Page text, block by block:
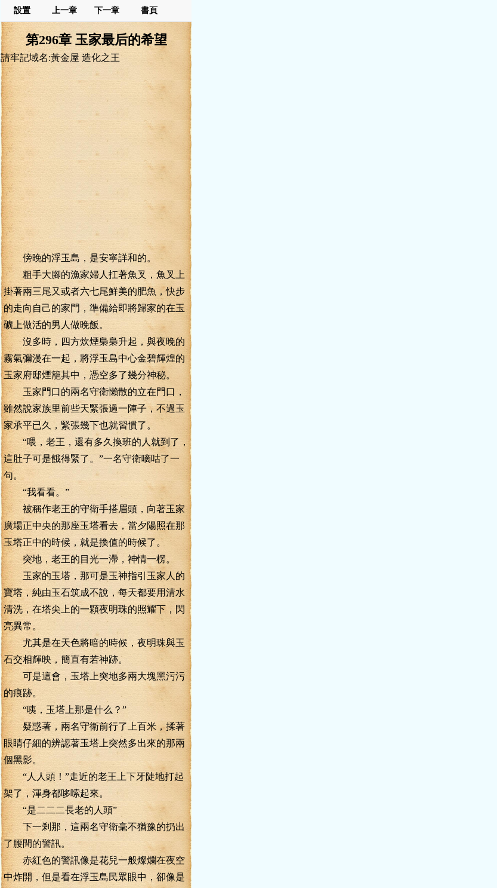
設置 上一章 下一章 書頁
第296章 玉家最后的希望
請牢記域名:黃金屋 造化之王
傍晚的浮玉島，是安寧詳和的。
粗手大腳的漁家婦人扛著魚叉，魚叉上
掛著兩三尾又或者六七尾鮮美的肥魚，快步
的走向自己的家門，準備給即將歸家的在玉
礦上做活的男人做晚飯。
沒多時，四方炊煙梟梟升起，與夜晚的
霧氣彌漫在一起，將浮玉島中心金碧輝煌的
玉家府邸煙籠其中，憑空多了幾分神秘。
玉家門口的兩名守衛懶散的立在門口，
雖然說家族里前些天緊張過一陣子，不過玉
家承平已久，緊張幾下也就習慣了。
“喂，老王，還有多久換班的人就到了，
這肚子可是餓得緊了。”一名守衛嘀咕了一
句。
“我看看。”
被稱作老王的守衛手搭眉頭，向著玉家
廣場正中央的那座玉塔看去，當夕陽照在那
玉塔正中的時候，就是換值的時候了。
突地，老王的目光一滯，神情一楞。
玉家的玉塔，那可是玉神指引玉家人的
寶塔，純由玉石筑成不說，每天都要用清水
清洗，在塔尖上的一顆夜明珠的照耀下，閃
亮異常。
尤其是在天色將暗的時候，夜明珠與玉
石交相輝映，簡直有若神跡。
可是這會，玉塔上突地多兩大塊黑污污
的痕跡。
“咦，玉塔上那是什么？”
疑惑著，兩名守衛前行了上百米，揉著
眼睛仔細的辨認著玉塔上突然多出來的那兩
個黑影。
“人人頭！”走近的老王上下牙陡地打起
架了，渾身都哆嗦起來。
“是二二二長老的人頭”
下一剎那，這兩名守衛毫不猶豫的扔出
了腰間的警訊。
赤紅色的警訊像是花兒一般燦爛在夜空
中炸開，但是看在浮玉島民眾眼中，卻像是